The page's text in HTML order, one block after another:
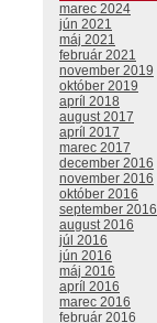
marec 2024
jún 2021
máj 2021
február 2021
november 2019
október 2019
apríl 2018
august 2017
apríl 2017
marec 2017
december 2016
november 2016
október 2016
september 2016
august 2016
júl 2016
jún 2016
máj 2016
apríl 2016
marec 2016
február 2016